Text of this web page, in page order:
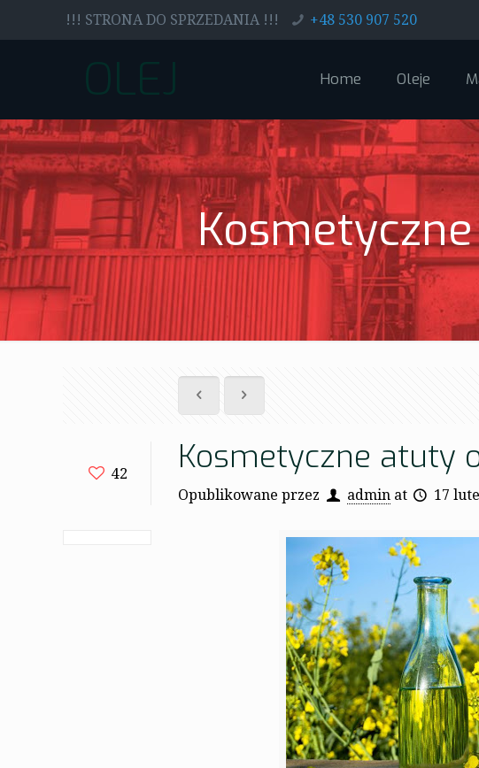
!!! STRONA DO SPRZEDANIA !!! +48 530 907 520
OLEJ Home Oleje
42 Kosmetyczne atuty
Opublikowane przez admin at 17